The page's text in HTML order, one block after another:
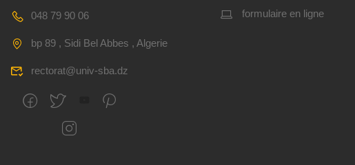
048 79 90 06
bp 89 , Sidi Bel Abbes , Algerie
rectorat@univ-sba.dz
formulaire en ligne